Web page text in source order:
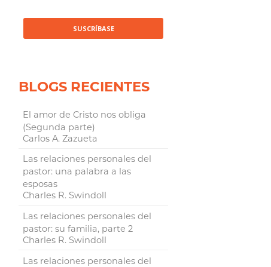
BLOGS RECIENTES
El amor de Cristo nos obliga
(Segunda parte)
Carlos A. Zazueta
Las relaciones personales del
pastor: una palabra a las
esposas
Charles R. Swindoll
Las relaciones personales del
pastor: su familia, parte 2
Charles R. Swindoll
Las relaciones personales del